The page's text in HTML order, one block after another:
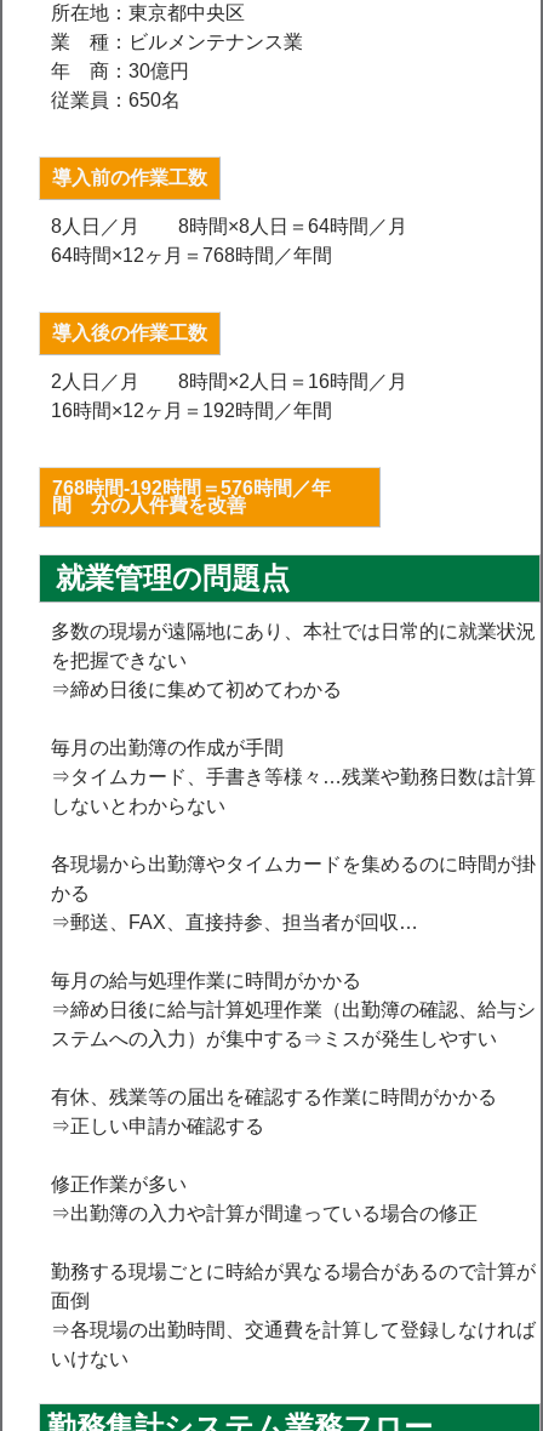
所在地：東京都中央区
業 種：ビルメンテナンス業
年 商：30億円
従業員：650名
導入前の作業工数
8人日／月 8時間×8人日＝64時間／月
64時間×12ヶ月＝768時間／年間
導入後の作業工数
2人日／月 8時間×2人日＝16時間／月
16時間×12ヶ月＝192時間／年間
768時間-192時間＝576時間／年
間 分の人件費を改善
就業管理の問題点
多数の現場が遠隔地にあり、本社では日常的に就業状況
を把握できない
⇒締め日後に集めて初めてわかる
毎月の出勤簿の作成が手間
⇒タイムカード、手書き等様々…残業や勤務日数は計算
しないとわからない
各現場から出勤簿やタイムカードを集めるのに時間が掛
かる
⇒郵送、FAX、直接持参、担当者が回収…
毎月の給与処理作業に時間がかかる
⇒締め日後に給与計算処理作業（出勤簿の確認、給与シ
ステムへの入力）が集中する⇒ミスが発生しやすい
有休、残業等の届出を確認する作業に時間がかかる
⇒正しい申請か確認する
修正作業が多い
⇒出勤簿の入力や計算が間違っている場合の修正
勤務する現場ごとに時給が異なる場合があるので計算が
面倒
⇒各現場の出勤時間、交通費を計算して登録しなければ
いけない